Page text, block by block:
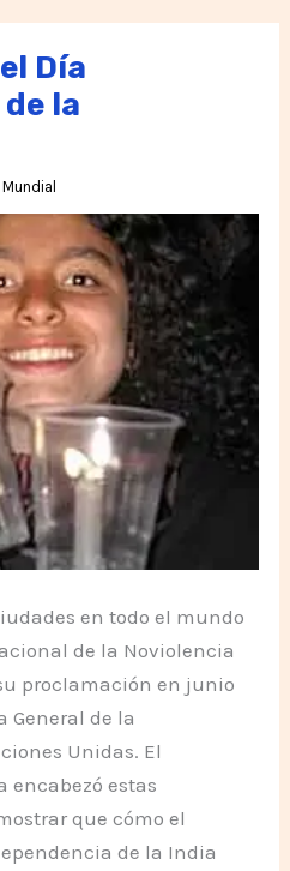
Día
la
en todo el mundo
de la Noviolencia
proclamación en junio
General de la
Unidas. El
estas
que cómo el
de la India